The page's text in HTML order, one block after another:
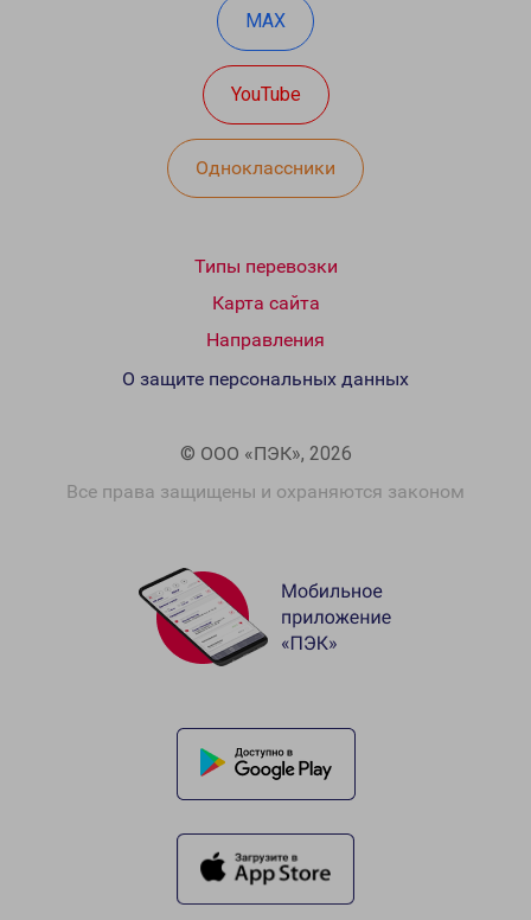
MAX
YouTube
Одноклассники
Типы перевозки
Карта сайта
Направления
© ООО «ПЭК», 2026
Все права защищены и охраняются законом
О защите персональных данных